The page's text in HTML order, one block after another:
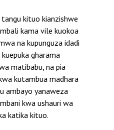
kituo kianzishwe
kama vile kuokoa
na kupunguza idadi
gharama
matibabu, na pia
kutambua madhara
ambayo yanaweza
kwa ushauri wa
katika kituo.